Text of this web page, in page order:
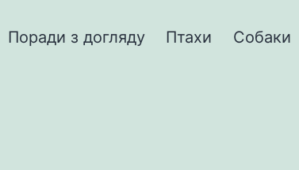
Поради з догляду Птахи Собаки